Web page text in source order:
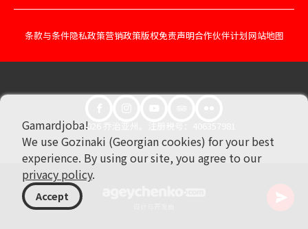
条款与条件隐私政策营销政策版权免责声明合作伙伴计划网站地图
© 2026 乔治亚州。注册税号：406357981
Gamardjoba!
We use Gozinaki (Georgian cookies) for your best
experience. By using our site, you agree to our
privacy policy.
Accept